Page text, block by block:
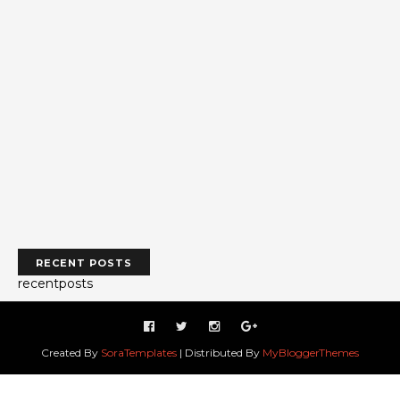
RECENT POSTS
recentposts
Created By SoraTemplates | Distributed By MyBloggerThemes